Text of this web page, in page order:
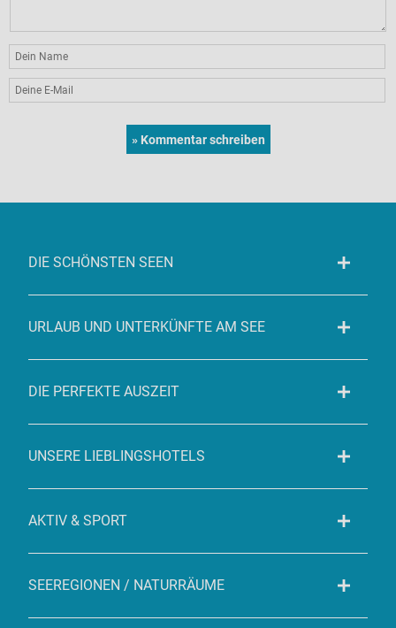
DIE SCHÖNSTEN SEEN
URLAUB UND UNTERKÜNFTE AM SEE
DIE PERFEKTE AUSZEIT
UNSERE LIEBLINGSHOTELS
AKTIV & SPORT
SEEREGIONEN / NATURRÄUME